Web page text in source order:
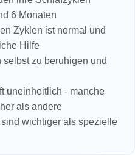
6 Monaten
Zyklen ist normal und
Hilfe
zu beruhigen und
uneinheitlich - manche
als andere
wichtiger als spezielle